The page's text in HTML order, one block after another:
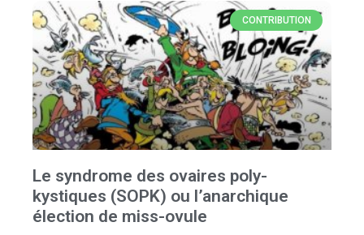
CONTRIBUTION
Le syndrome des ovaires poly-
kystiques (SOPK) ou l’anarchique
élection de miss-ovule